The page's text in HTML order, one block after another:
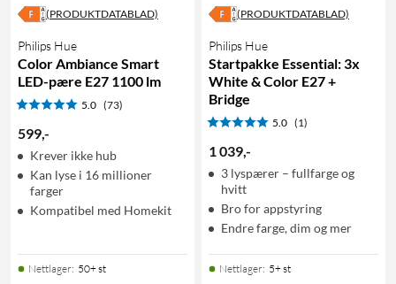
(PRODUKTDATABLAD)
Philips Hue
Color Ambiance Smart
LED-pære E27 1100 lm
5.0 (73)
599,-
Krever ikke hub
Kan lyse i 16 millioner
farger
Kompatibel med Homekit
Nettlager: 50+ st
(PRODUKTDATABLAD)
Philips Hue
Startpakke Essential: 3x
White & Color E27 +
Bridge
5.0 (1)
1 039,-
3 lyspærer – fullfarge og
hvitt
Bro for appstyring
Endre farge, dim og mer
Nettlager: 5+ st